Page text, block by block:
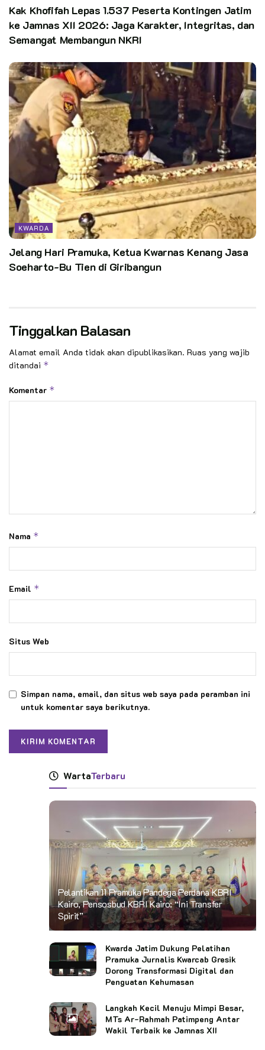
Kak Khofifah Lepas 1.537 Peserta Kontingen Jatim
ke Jamnas XII 2026: Jaga Karakter, Integritas, dan
Semangat Membangun NKRI
KWARDA
Jelang Hari Pramuka, Ketua Kwarnas Kenang Jasa
Soeharto-Bu Tien di Giribangun
Tinggalkan Balasan
Alamat email Anda tidak akan dipublikasikan. Ruas yang wajib
ditandai *
Komentar *
Nama *
Email *
Situs Web
Simpan nama, email, dan situs web saya pada peramban ini
untuk komentar saya berikutnya.
WartaTerbaru
Pelantikan 11 Pramuka Pandega Perdana KBRI
Kairo, Pensosbud KBRI Kairo: “Ini Transfer
Spirit”
Kwarda Jatim Dukung Pelatihan
Pramuka Jurnalis Kwarcab Gresik
Dorong Transformasi Digital dan
Penguatan Kehumasan
Langkah Kecil Menuju Mimpi Besar,
MTs Ar-Rahmah Patimpeng Antar
Wakil Terbaik ke Jamnas XII